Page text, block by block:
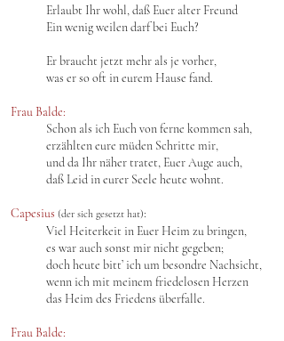
Erlaubt Ihr wohl, daß Euer alter Freund
Ein wenig weilen darf bei Euch?
Er braucht jetzt mehr als je vorher,
was er so oft in eurem Hause fand.
Frau Balde:
Schon als ich Euch von ferne kommen sah,
erzählten eure müden Schritte mir,
und da Ihr näher tratet, Euer Auge auch,
daß Leid in eurer Seele heute wohnt.
Capesius (der sich gesetzt hat):
Viel Heiterkeit in Euer Heim zu bringen,
es war auch sonst mir nicht gegeben;
doch heute bitt’ ich um besondre Nachsicht,
wenn ich mit meinem friedelosen Herzen
das Heim des Friedens überfalle.
Frau Balde: